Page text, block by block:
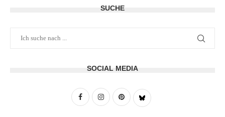
SUCHE
SOCIAL MEDIA